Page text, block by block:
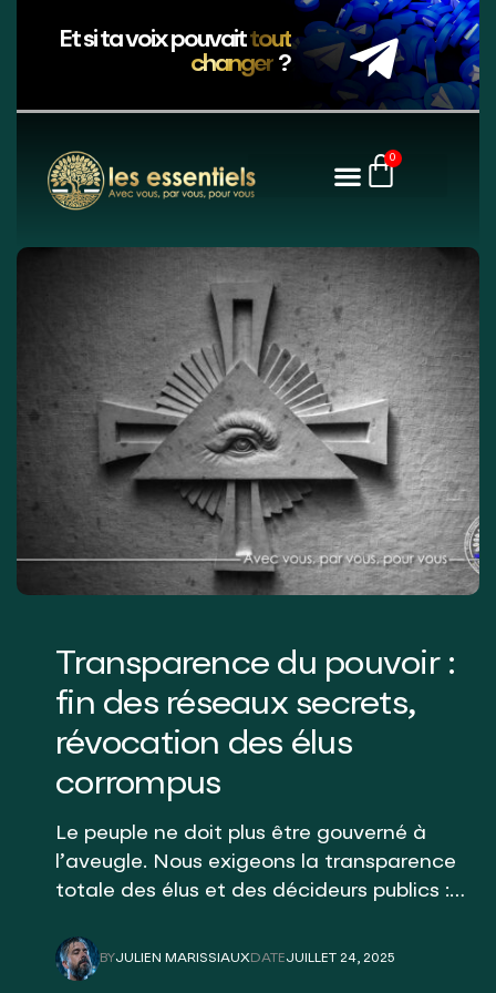
Et si ta voix pouvaittout
changer ?
0
Transparence du pouvoir :
fin des réseaux secrets,
révocation des élus
corrompus
Le peuple ne doit plus être gouverné à
l’aveugle. Nous exigeons la transparence
totale des élus et des décideurs publics :
interdiction des réseaux occultes, et
révocation immédiate en cas de
BYJULIEN MARISSIAUXDATEJUILLET 24, 2025